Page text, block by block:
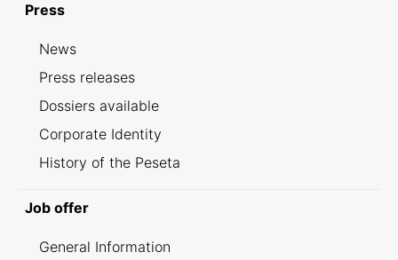
Press
News
Press releases
Dossiers available
Corporate Identity
History of the Peseta
Job offer
General Information